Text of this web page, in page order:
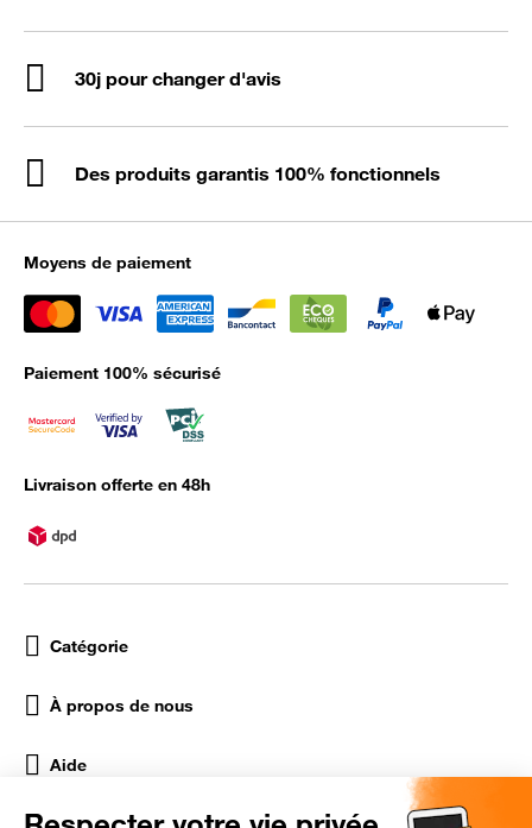
30j pour changer d'avis
Des produits garantis 100% fonctionnels
Moyens de paiement
Paiement 100% sécurisé
Livraison offerte en 48h
Catégorie
À propos de nous
Aide
Réseaux Sociaux